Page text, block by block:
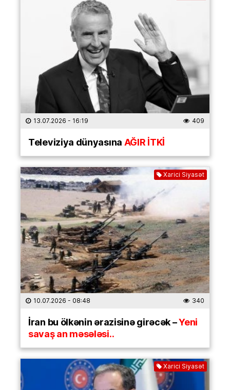
13.07.2026 - 16:19 409
Televiziya dünyasınaAĞIR İTKİ
Xarici Siyasət
10.07.2026 - 08:48 340
İran bu ölkənin ərazisinə girəcək –Yeni
savaş an məsələsi..
Xarici Siyasət